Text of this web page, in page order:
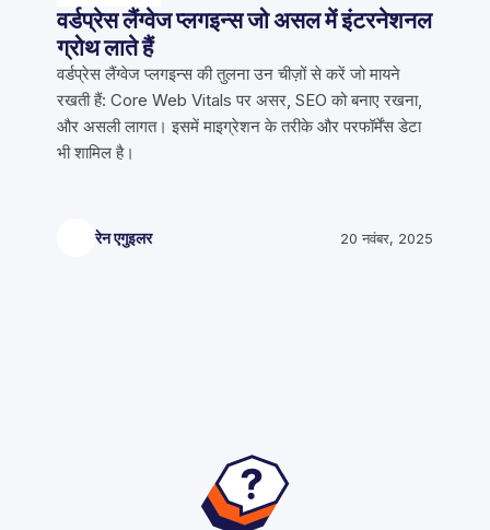
वर्डप्रेस लैंग्वेज प्लगइन्स जो असल में इंटरनेशनल
ग्रोथ लाते हैं
वर्डप्रेस लैंग्वेज प्लगइन्स की तुलना उन चीज़ों से करें जो मायने
रखती हैं: Core Web Vitals पर असर, SEO को बनाए रखना,
और असली लागत। इसमें माइग्रेशन के तरीके और परफॉर्मेंस डेटा
भी शामिल है।
रेन एगुइलर 20 नवंबर, 2025